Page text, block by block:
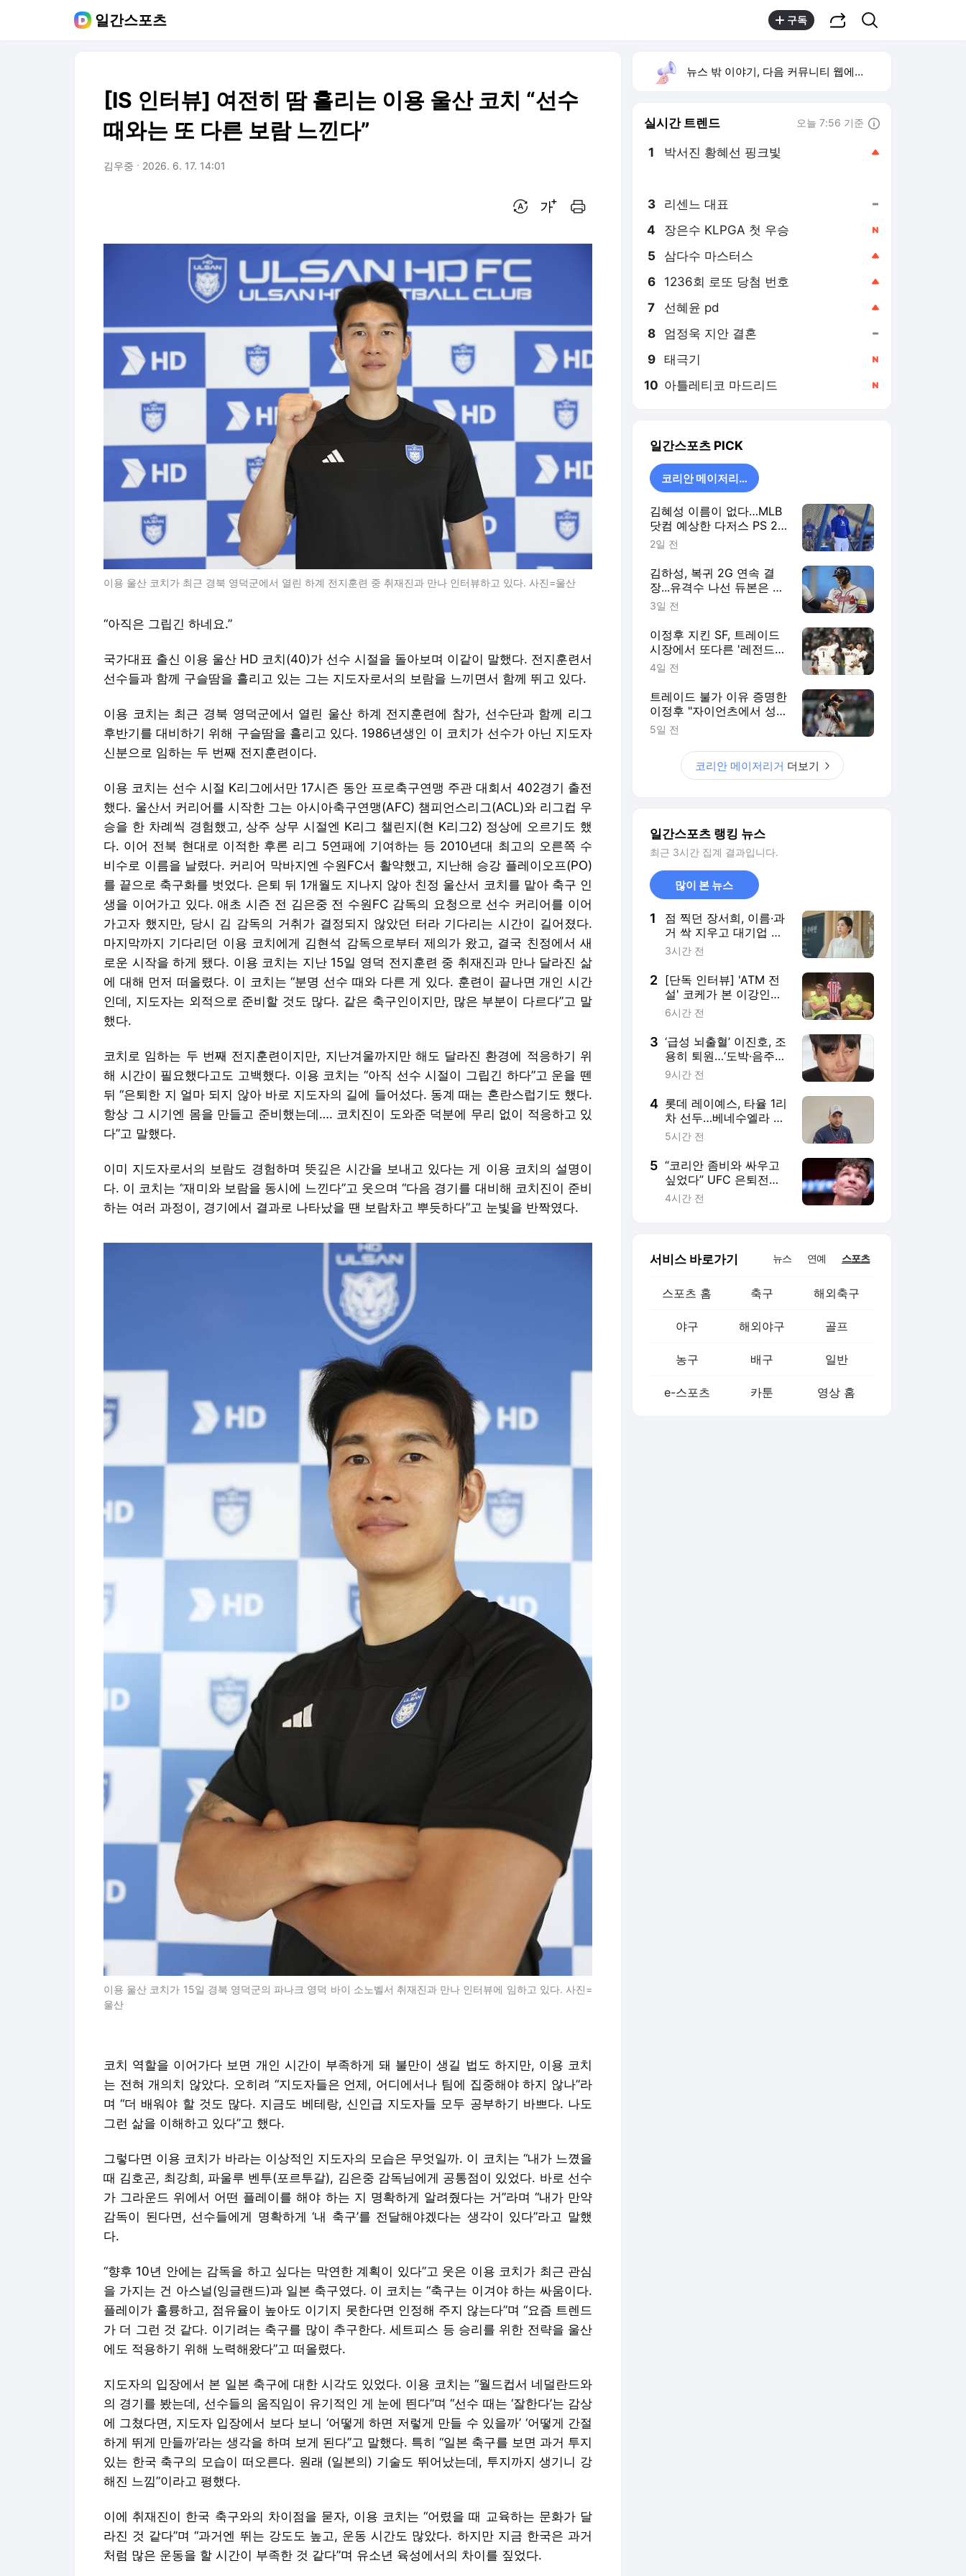
일간스포츠 구독
[IS 인터뷰] 여전히 땀 흘리는 이용 울산 코치 “선수
때와는 또 다른 보람 느낀다”
김우중 2026. 6. 17. 14:01
이용 울산 코치가 최근 경북 영덕군에서 열린 하계 전지훈련 중 취재진과 만나 인터뷰하고 있다. 사진=울산
“아직은 그립긴 하네요.”
국가대표 출신 이용 울산 HD 코치(40)가 선수 시절을 돌아보며 이같이 말했다. 전지훈련서
선수들과 함께 구슬땀을 흘리고 있는 그는 지도자로서의 보람을 느끼면서 함께 뛰고 있다.
이용 코치는 최근 경북 영덕군에서 열린 울산 하계 전지훈련에 참가, 선수단과 함께 리그
후반기를 대비하기 위해 구슬땀을 흘리고 있다. 1986년생인 이 코치가 선수가 아닌 지도자
신분으로 임하는 두 번째 전지훈련이다.
이용 코치는 선수 시절 K리그에서만 17시즌 동안 프로축구연맹 주관 대회서 402경기 출전
했다. 울산서 커리어를 시작한 그는 아시아축구연맹(AFC) 챔피언스리그(ACL)와 리그컵 우
승을 한 차례씩 경험했고, 상주 상무 시절엔 K리그 챌린지(현 K리그2) 정상에 오르기도 했
다. 이어 전북 현대로 이적한 후론 리그 5연패에 기여하는 등 2010년대 최고의 오른쪽 수
비수로 이름을 날렸다. 커리어 막바지엔 수원FC서 활약했고, 지난해 승강 플레이오프(PO)
를 끝으로 축구화를 벗었다. 은퇴 뒤 1개월도 지나지 않아 친정 울산서 코치를 맡아 축구 인
생을 이어가고 있다. 애초 시즌 전 김은중 전 수원FC 감독의 요청으로 선수 커리어를 이어
가고자 했지만, 당시 김 감독의 거취가 결정되지 않았던 터라 기다리는 시간이 길어졌다.
마지막까지 기다리던 이용 코치에게 김현석 감독으로부터 제의가 왔고, 결국 친정에서 새
로운 시작을 하게 됐다. 이용 코치는 지난 15일 영덕 전지훈련 중 취재진과 만나 달라진 삶
에 대해 먼저 떠올렸다. 이 코치는 “분명 선수 때와 다른 게 있다. 훈련이 끝나면 개인 시간
인데, 지도자는 외적으로 준비할 것도 많다. 같은 축구인이지만, 많은 부분이 다르다”고 말
했다.
코치로 임하는 두 번째 전지훈련이지만, 지난겨울까지만 해도 달라진 환경에 적응하기 위
해 시간이 필요했다고도 고백했다. 이용 코치는 “아직 선수 시절이 그립긴 하다”고 운을 뗀
뒤 “은퇴한 지 얼마 되지 않아 바로 지도자의 길에 들어섰다. 동계 때는 혼란스럽기도 했다.
항상 그 시기엔 몸을 만들고 준비했는데…. 코치진이 도와준 덕분에 무리 없이 적응하고 있
다”고 말했다.
이미 지도자로서의 보람도 경험하며 뜻깊은 시간을 보내고 있다는 게 이용 코치의 설명이
다. 이 코치는 “재미와 보람을 동시에 느낀다”고 웃으며 “다음 경기를 대비해 코치진이 준비
하는 여러 과정이, 경기에서 결과로 나타났을 땐 보람차고 뿌듯하다”고 눈빛을 반짝였다.
이용 울산 코치가 15일 경북 영덕군의 파나크 영덕 바이 소노벨서 취재진과 만나 인터뷰에 임하고 있다. 사진=
울산
코치 역할을 이어가다 보면 개인 시간이 부족하게 돼 불만이 생길 법도 하지만, 이용 코치
는 전혀 개의치 않았다. 오히려 “지도자들은 언제, 어디에서나 팀에 집중해야 하지 않나”라
며 “더 배워야 할 것도 많다. 지금도 베테랑, 신인급 지도자들 모두 공부하기 바쁘다. 나도
그런 삶을 이해하고 있다”고 했다.
그렇다면 이용 코치가 바라는 이상적인 지도자의 모습은 무엇일까. 이 코치는 “내가 느꼈을
때 김호곤, 최강희, 파울루 벤투(포르투갈), 김은중 감독님에게 공통점이 있었다. 바로 선수
가 그라운드 위에서 어떤 플레이를 해야 하는 지 명확하게 알려줬다는 거”라며 “내가 만약
감독이 된다면, 선수들에게 명확하게 ‘내 축구’를 전달해야겠다는 생각이 있다”라고 말했
다.
“향후 10년 안에는 감독을 하고 싶다는 막연한 계획이 있다”고 웃은 이용 코치가 최근 관심
을 가지는 건 아스널(잉글랜드)과 일본 축구였다. 이 코치는 “축구는 이겨야 하는 싸움이다.
플레이가 훌륭하고, 점유율이 높아도 이기지 못한다면 인정해 주지 않는다”며 “요즘 트렌드
가 더 그런 것 같다. 이기려는 축구를 많이 추구한다. 세트피스 등 승리를 위한 전략을 울산
에도 적용하기 위해 노력해왔다”고 떠올렸다.
지도자의 입장에서 본 일본 축구에 대한 시각도 있었다. 이용 코치는 “월드컵서 네덜란드와
의 경기를 봤는데, 선수들의 움직임이 유기적인 게 눈에 띈다”며 “선수 때는 ‘잘한다’는 감상
에 그쳤다면, 지도자 입장에서 보다 보니 ‘어떻게 하면 저렇게 만들 수 있을까’ ‘어떻게 간절
하게 뛰게 만들까’라는 생각을 하며 보게 된다”고 말했다. 특히 “일본 축구를 보면 과거 투지
있는 한국 축구의 모습이 떠오른다. 원래 (일본의) 기술도 뛰어났는데, 투지까지 생기니 강
해진 느낌”이라고 평했다.
이에 취재진이 한국 축구와의 차이점을 묻자, 이용 코치는 “어렸을 때 교육하는 문화가 달
라진 것 같다”며 “과거엔 뛰는 강도도 높고, 운동 시간도 많았다. 하지만 지금 한국은 과거
처럼 많은 운동을 할 시간이 부족한 것 같다”며 유소년 육성에서의 차이를 짚었다.
뉴스 밖 이야기, 다음 커뮤니티 웹에서 보기
실시간 트렌드 오늘 7:56 기준
1 박서진 황혜선 핑크빛
3 리센느 대표
4 장은수 KLPGA 첫 우승
5 삼다수 마스터스
6 1236회 로또 당첨 번호
7 선혜윤 pd
8 엄정욱 지안 결혼
9 태극기
10 아틀레티코 마드리드
일간스포츠 PICK
코리안 메이저리거
김혜성 이름이 없다…MLB
닷컴 예상한 다저스 PS 26
인 로스터 '충격 제외'
2일 전
김하성, 복귀 2G 연속 결
장...유격수 나선 듀본은 2
안타·ATL 6연승
3일 전
이정후 지킨 SF, 트레이드
시장에서 또다른 '레전드
주니어' 품었다
4일 전
트레이드 불가 이유 증명한
이정후 "자이언츠에서 성공
하고 싶다"
5일 전
코리안 메이저리거 더보기
일간스포츠 랭킹 뉴스
최근 3시간 집계 결과입니다.
많이 본 뉴스
1
점 찍던 장서희, 이름·과
거 싹 지우고 대기업 유
모 잠입 (‘욕망의 덫’)
3시간 전
2 [단독 인터뷰] 'ATM 전
설' 코케가 본 이강인
은…"돌파·드리블 뛰어나
6시간 전
3 ‘급성 뇌출혈’ 이진호, 조
용히 퇴원…‘도박·음주운
전’ 재판 기일 코앞
9시간 전
4 롯데 레이예스, 타율 1리
차 선두…베네수엘라 매
체도 주목
5시간 전
5 “코리안 좀비와 싸우고
싶었다” UFC 은퇴전서
35초 만에 퇴장한 엘킨
4시간 전
서비스 바로가기 뉴스 연예 스포츠
스포츠 홈 축구 해외축구
야구 해외야구 골프
농구 배구 일반
e-스포츠 카툰 영상 홈